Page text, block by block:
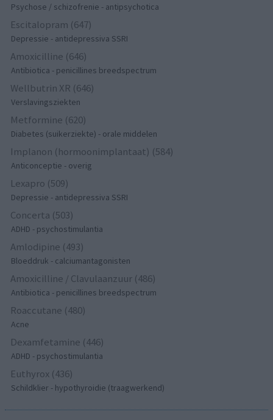
Psychose / schizofrenie - antipsychotica
Escitalopram (647)
Depressie - antidepressiva SSRI
Amoxicilline (646)
Antibiotica - penicillines breedspectrum
Wellbutrin XR (646)
Verslavingsziekten
Metformine (620)
Diabetes (suikerziekte) - orale middelen
Implanon (hormoonimplantaat) (584)
Anticonceptie - overig
Lexapro (509)
Depressie - antidepressiva SSRI
Concerta (503)
ADHD - psychostimulantia
Amlodipine (493)
Bloeddruk - calciumantagonisten
Amoxicilline / Clavulaanzuur (486)
Antibiotica - penicillines breedspectrum
Roaccutane (480)
Acne
Dexamfetamine (446)
ADHD - psychostimulantia
Euthyrox (436)
Schildklier - hypothyroidie (traagwerkend)